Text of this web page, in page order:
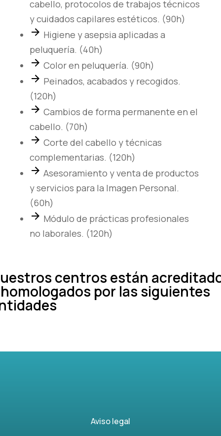
cabello, protocolos de trabajos técnicos
y cuidados capilares estéticos. (90h)
Higiene y asepsia aplicadas a
peluquería. (40h)
Color en peluquería. (90h)
Peinados, acabados y recogidos.
(120h)
Cambios de forma permanente en el
cabello. (70h)
Corte del cabello y técnicas
complementarias. (120h)
Asesoramiento y venta de productos
y servicios para la Imagen Personal.
(60h)
Módulo de prácticas profesionales
no laborales. (120h)
centros están
por las siguientes
Aviso legal
aumentas la
posibilidad de
ver contenido y
personalizados.